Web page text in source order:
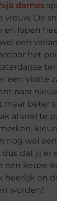
dames
vrouw. De
en lopen
een
het
een vlotte
naar
maar beter
al snel te
nog wel
dat jij er
een keuze
heerlijk en
worden!